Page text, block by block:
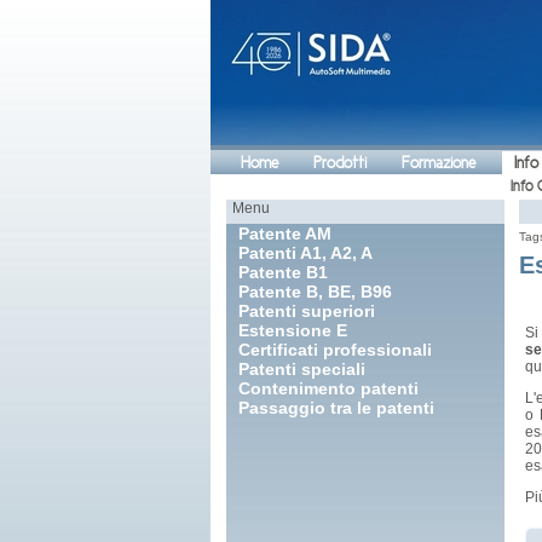
Home Prodotti Formazione
Info
Menu
Patente AM
Patenti A1, A2, A
Patente B1
Patente B, BE, B96
Patenti superiori
Estensione E
Certificati professionali
Patenti speciali
Contenimento patenti
Passaggio tra le patenti
o